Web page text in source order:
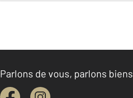
Parlons de vous, parlons biens